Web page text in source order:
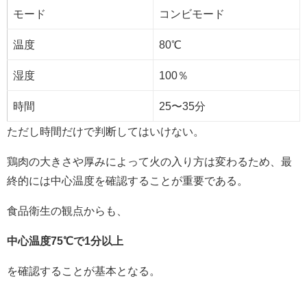
モード コンビモード
温度 80℃
湿度 100％
時間 25〜35分
ただし時間だけで判断してはいけない。
鶏肉の大きさや厚みによって火の入り方は変わるため、最
終的には中心温度を確認することが重要である。
食品衛生の観点からも、
中心温度75℃で1分以上
を確認することが基本となる。